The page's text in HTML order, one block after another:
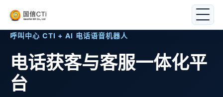
呼叫中心 CTI + AI 电话语音机器人
电话获客与客服一体化平
台